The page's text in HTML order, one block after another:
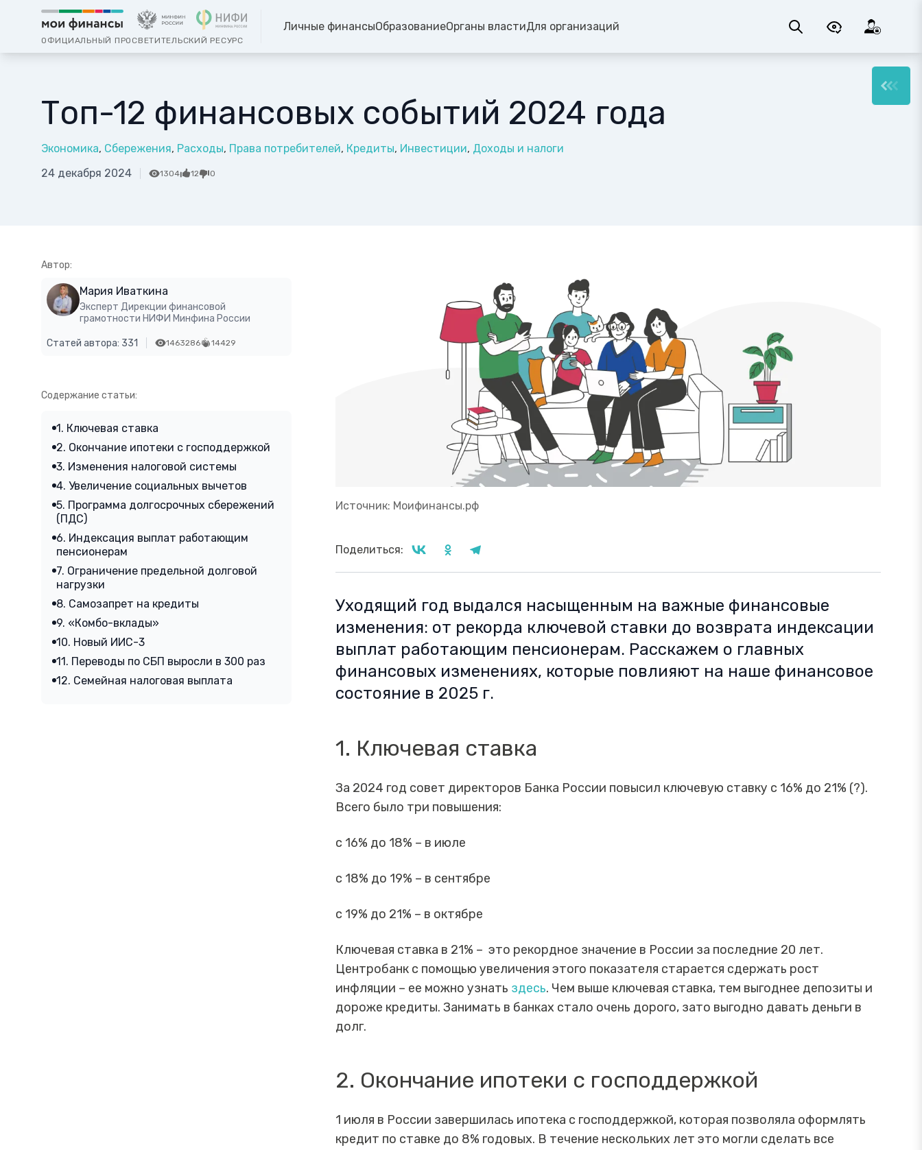
ОФИЦИАЛЬНЫЙ ПРОСВЕТИТЕЛЬСКИЙ РЕСУРС
Личные финансыОбразованиеОрганы властиДля организаций
Топ-12 финансовых событий 2024 года
Экономика Сбережения Расходы Права потребителей Кредиты Инвестиции Доходы и налоги
24 декабря 2024
1304 12 0
Автор:
Мария Иваткина
Эксперт Дирекции финансовой
грамотности НИФИ Минфина России
Статей автора: 331 1463286 14429
Содержание статьи:
1. Ключевая ставка
2. Окончание ипотеки с господдержкой
3. Изменения налоговой системы
4. Увеличение социальных вычетов
5. Программа долгосрочных сбережений
(ПДС)
6. Индексация выплат работающим
пенсионерам
7. Ограничение предельной долговой
нагрузки
8. Самозапрет на кредиты
9. «Комбо-вклады»
10. Новый ИИС-3
11. Переводы по СБП выросли в 300 раз
12. Семейная налоговая выплата
Источник: Моифинансы.рф
Поделиться:
Уходящий год выдался насыщенным на важные финансовые
изменения: от рекорда ключевой ставки до возврата индексации
выплат работающим пенсионерам. Расскажем о главных
финансовых изменениях, которые повлияют на наше финансовое
состояние в 2025 г.
1. Ключевая ставка
За 2024 год совет директоров Банка России повысил ключевую ставку с 16% до 21% (?).
Всего было три повышения:
с 16% до 18% – в июле
с 18% до 19% – в сентябре
с 19% до 21% – в октябре
Ключевая ставка в 21% – это рекордное значение в России за последние 20 лет.
Центробанк с помощью увеличения этого показателя старается сдержать рост
инфляции – ее можно узнать здесь. Чем выше ключевая ставка, тем выгоднее депозиты и
дороже кредиты. Занимать в банках стало очень дорого, зато выгодно давать деньги в
долг.
2. Окончание ипотеки с господдержкой
1 июля в России завершилась ипотека с господдержкой, которая позволяла оформлять
кредит по ставке до 8% годовых. В течение нескольких лет это могли сделать все